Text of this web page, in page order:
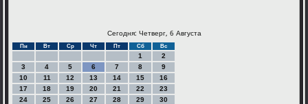
Сегодня: Четверг, 6 Августа
Пн Вт Ср Чт Пт Сб Вс
1
2
3
4 5 6 7 8
9
10
11 12 13 14 15
16
17
18 19 20 21 22
23
24
25 26 27 28 29
30